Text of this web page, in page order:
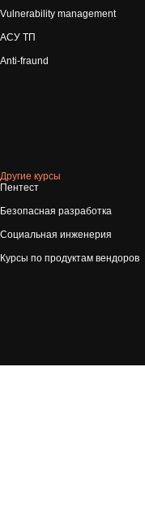
Vulnerability management
АСУ ТП
Anti-fraund
Другие курсы
Пентест
Безопасная разработка
Социальная инженерия
Курсы по продуктам вендоров